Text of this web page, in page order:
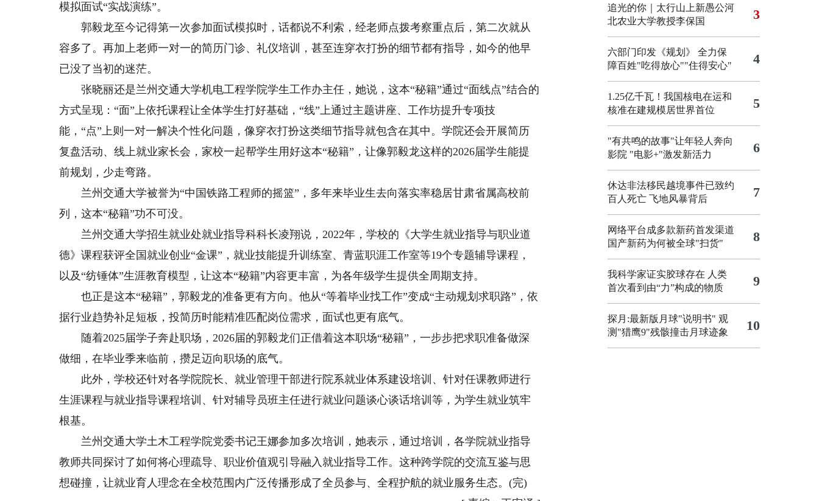
模拟面试“实战演练”。
郭毅龙至今记得第一次参加面试模拟时，话都说不利索，经老师点拨考察重点后，第二次就从
容多了。再加上老师一对一的简历门诊、礼仪培训，甚至连穿衣打扮的细节都有指导，如今的他早
已没了当初的迷茫。
张晓丽还是兰州交通大学机电工程学院学生工作办主任，她说，这本“秘籍”通过“面线点”结合的
方式呈现：“面”上依托课程让全体学生打好基础，“线”上通过主题讲座、工作坊提升专项技
能，“点”上则一对一解决个性化问题，像穿衣打扮这类细节指导就包含在其中。学院还会开展简历
复盘活动、线上就业家长会，家校一起帮学生用好这本“秘籍”，让像郭毅龙这样的2026届学生能提
前规划，少走弯路。
兰州交通大学被誉为“中国铁路工程师的摇篮”，多年来毕业生去向落实率稳居甘肃省属高校前
列，这本“秘籍”功不可没。
兰州交通大学招生就业处就业指导科科长凌翔说，2022年，学校的《大学生就业指导与职业道
德》课程获评全国就业创业“金课”，就业技能提升训练室、青蓝职涯工作室等19个专题辅导课程，
以及“纺锤体”生涯教育模型，让这本“秘籍”内容更丰富，为各年级学生提供全周期支持。
也正是这本“秘籍”，郭毅龙的准备更有方向。他从“等着毕业找工作”变成“主动规划求职路”，依
据行业趋势补足短板，投简历时能精准匹配岗位需求，面试也更有底气。
随着2025届学子奔赴职场，2026届的郭毅龙们正借着这本职场“秘籍”，一步步把求职准备做深
做细，在毕业季来临前，攒足迈向职场的底气。
此外，学校还针对各学院院长、就业管理干部进行院系就业体系建设培训、针对任课教师进行
生涯课程与就业指导课程培训、针对辅导员班主任进行就业问题谈心谈话培训等，为学生就业筑牢
根基。
兰州交通大学土木工程学院党委书记王娜参加多次培训，她表示，通过培训，各学院就业指导
教师共同探讨了如何将心理疏导、职业价值观引导融入就业指导工作。这种跨学院的交流互鉴与思
想碰撞，让就业育人理念在全校范围内广泛传播形成了全员参与、全程护航的就业服务生态。(完)
追光的你｜太行山上新愚公河
北农业大学教授李保国
3
六部门印发《规划》 全力保
障百姓"吃得放心""住得安心"
4
1.25亿千瓦！我国核电在运和
核准在建规模居世界首位
5
"有共鸣的故事"让年轻人奔向
影院 "电影+"激发新活力 6
休达非法移民越境事件已致约
百人死亡 飞地风暴背后 7
网络平台成多款新药首发渠道
国产新药为何被全球"扫货"
8
我科学家证实胶球存在 人类
首次看到由“力”构成的物质
9
探月:最新版月球"说明书" 观
测"猎鹰9"残骸撞击月球迹象
10